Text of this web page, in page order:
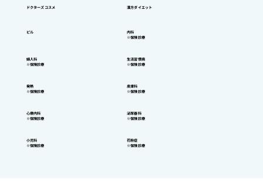
ドクターズコスメ 漢方ダイエット
ピル
内科
​※保険診療
​婦人科
​※保険診療
​生活習慣病
​※保険診療
​発熱
​※保険診療
​皮膚科
​※保険診療
​心療内科
​※保険診療
​泌尿器科
​※保険診療
​小児科
​※保険診療
​花粉症
​※保険診療